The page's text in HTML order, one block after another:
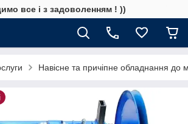
все і з задоволенням ! ))
Навісне та причіпне обладнання до